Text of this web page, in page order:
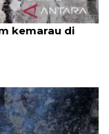
kemarau di